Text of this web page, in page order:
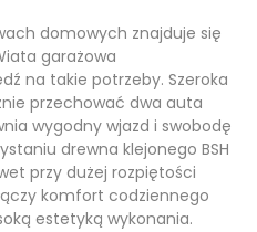
domowych znajduje się
garażowa
na takie potrzeby. Szeroka
przechować dwa auta
wygodny wjazd i swobodę
drewna klejonego BSH
przy dużej rozpiętości
komfort codziennego
estetyką wykonania.